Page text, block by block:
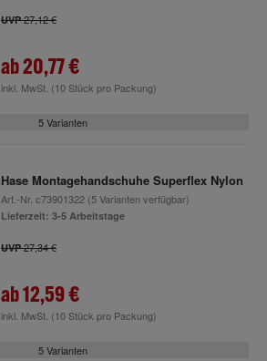
UVP27,12 €
ab20,77 €
inkl. MwSt. (10 Stück pro Packung)
5 Varianten
Hase Montagehandschuhe Superflex Nylon
Art.-Nr. c73901322(5 Varianten verfügbar)
Lieferzeit: 3-5 Arbeitstage
UVP27,34 €
ab12,59 €
inkl. MwSt. (10 Stück pro Packung)
5 Varianten